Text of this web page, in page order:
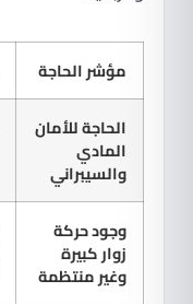
مؤشر الحاجة
الحاجة للأمان
المادي
والسيبراني
وجود حركة
زوار كبيرة
وغير منتظمة